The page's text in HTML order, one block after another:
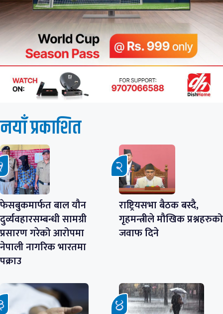
नयाँ प्रकाशित
फेसबुकमार्फत बाल यौन
दुर्व्यवहारसम्बन्धी सामग्री
प्रसारण गरेको आरोपमा
नेपाली नागरिक भारतमा
पक्राउ
राष्ट्रियसभा बैठक बस्दै,
गृहमन्त्रीले मौखिक प्रश्नहरुको
जवाफ दिने